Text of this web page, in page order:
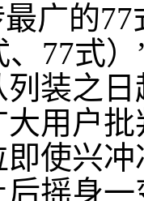
广的
、77式
装之
用户
使兴
摇身